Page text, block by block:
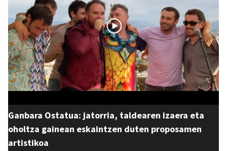
Ganbara Ostatua: jatorria, taldearen izaera eta
oholtza gainean eskaintzen duten proposamen
artistikoa